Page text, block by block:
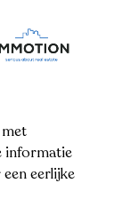
informatie
eerlijke